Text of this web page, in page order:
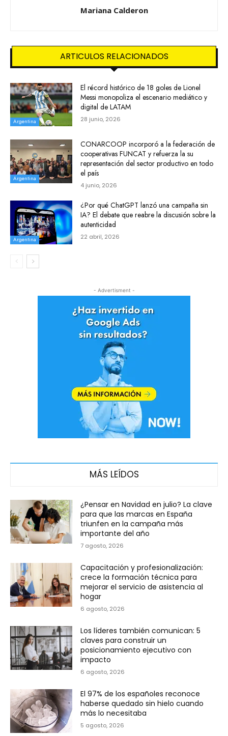
Mariana Calderon
ARTICULOS RELACIONADOS
Argentina
El récord histórico de 18 goles de Lionel
Messi monopoliza el escenario mediático y
digital de LATAM
28 junio, 2026
Argentina
CONARCOOP incorporó a la federación de
cooperativas FUNCAT y refuerza la su
representación del sector productivo en todo
el país
4 junio, 2026
Argentina
¿Por qué ChatGPT lanzó una campaña sin
IA? El debate que reabre la discusión sobre la
autenticidad
22 abril, 2026
- Advertisment -
MÁS LEÍDOS
¿Pensar en Navidad en julio? La clave
para que las marcas en España
triunfen en la campaña más
importante del año
7 agosto, 2026
Capacitación y profesionalización:
crece la formación técnica para
mejorar el servicio de asistencia al
hogar
6 agosto, 2026
Los líderes también comunican: 5
claves para construir un
posicionamiento ejecutivo con
impacto
6 agosto, 2026
El 97% de los españoles reconoce
haberse quedado sin hielo cuando
más lo necesitaba
5 agosto, 2026